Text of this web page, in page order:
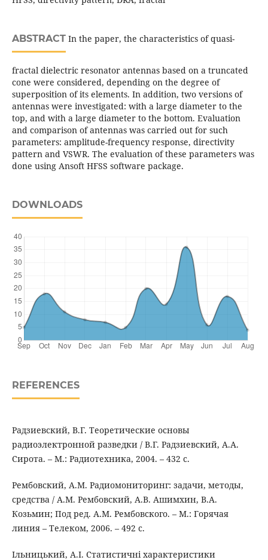
ABSTRACTIn the paper, the characteristics of quasi-
fractal dielectric resonator antennas based on a truncated
cone were considered, depending on the degree of
superposition of its elements. In addition, two versions of
antennas were investigated: with a large diameter to the
top, and with a large diameter to the bottom. Evaluation
and comparison of antennas was carried out for such
parameters: amplitude-frequency response, directivity
pattern and VSWR. The evaluation of these parameters was
done using Ansoft HFSS software package.
DOWNLOADS
REFERENCES
Радзиевский, В.Г. Теоретические основы
радиоэлектронной разведки / В.Г. Радзиевский, А.А.
Сирота. – М.: Радиотехника, 2004. – 432 с.
Рембовский, А.М. Радиомониторинг: задачи, методы,
средства / А.М. Рембовский, А.В. Ашимхин, В.А.
Козьмин; Под ред. А.М. Рембовского. – М.: Горячая
линия – Телеком, 2006. – 492 с.
Ільницький, А.І. Статистичні характеристики